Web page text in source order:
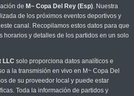
de M~ Copa Del Rey (Esp). Nuestra
de los próximos eventos deportivos y
canal. Recopilamos estos datos para que
horarios y detalles de los partidos en un solo
LLC solo proporciona datos analíticos e
a la transmisión en vivo en M~ Copa Del
de su proveedor local y puede estar
Toda la información de partidos y